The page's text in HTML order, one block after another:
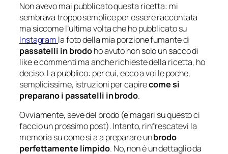
Non avevo mai pubblicato questa ricetta: mi
sembrava troppo semplice per essere raccontata
ma siccome l’ultima volta che ho pubblicato su
Instagram la foto della mia porzione fumante di
passatelli in brodoho avuto non solo un sacco di
like e commenti ma anche richieste della ricetta, ho
deciso. La pubblico: per cui, ecco a voi le poche,
semplicissime, istruzioni per capirecome si
preparano i passatelli in brodo.
Ovviamente, seve del brodo (e magari su questo ci
faccio un prossimo post). Intanto, rinfrescatevi la
memoria su come si a a preparare unbrodo
perfettamente limpido. No, non è un dettaglio da